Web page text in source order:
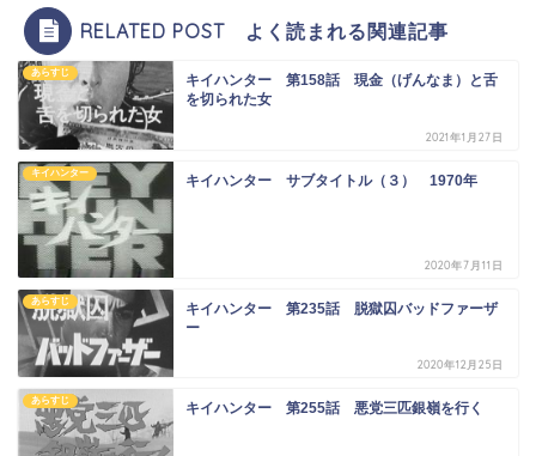
RELATED POST よく読まれる関連記事
あらすじ
キイハンター 第158話 現金（げんなま）と舌
を切られた女
2021年1月27日
キイハンター キイハンター サブタイトル（３） 1970年
2020年7月11日
あらすじ
キイハンター 第235話 脱獄囚バッドファーザ
ー
2020年12月25日
あらすじ キイハンター 第255話 悪党三匹銀嶺を行く